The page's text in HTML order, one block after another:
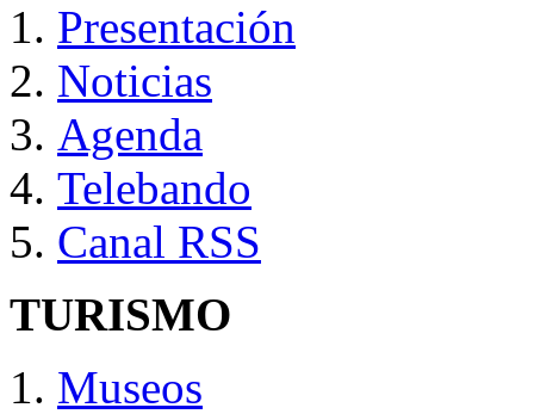
Presentación
Noticias
Agenda
Telebando
Canal RSS
TURISMO
Museos